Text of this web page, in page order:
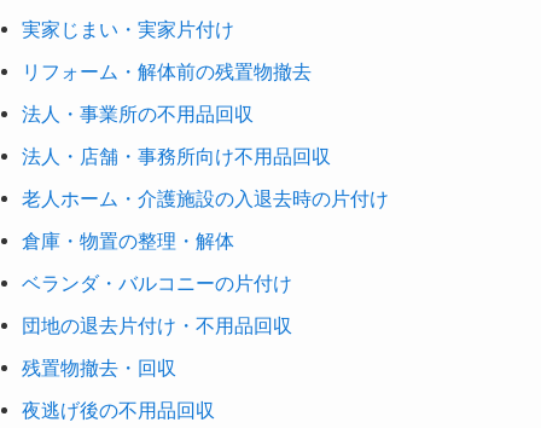
実家じまい・実家片付け
リフォーム・解体前の残置物撤去
法人・事業所の不用品回収
法人・店舗・事務所向け不用品回収
老人ホーム・介護施設の入退去時の片付け
倉庫・物置の整理・解体
ベランダ・バルコニーの片付け
団地の退去片付け・不用品回収
残置物撤去・回収
夜逃げ後の不用品回収